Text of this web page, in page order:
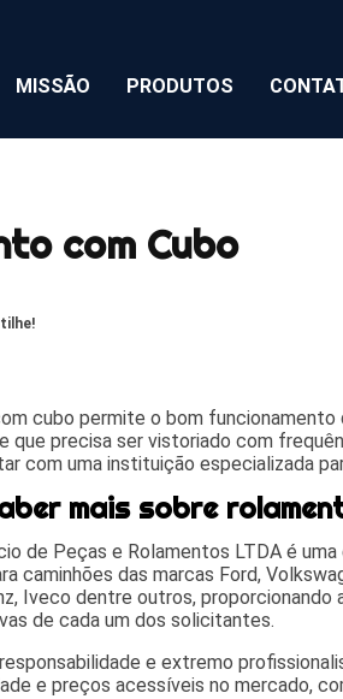
MISSÃO PRODUTOS
com Cubo
cubo permite o bom
que precisa ser vistoriado com
com uma instituição especializada
mais sobre
de Peças e Rolamentos LTDA é
caminhões das marcas Ford,
Iveco dentre outros, proporcionando
de cada um dos solicitantes.
e extremo
e preços acessíveis no mercado,